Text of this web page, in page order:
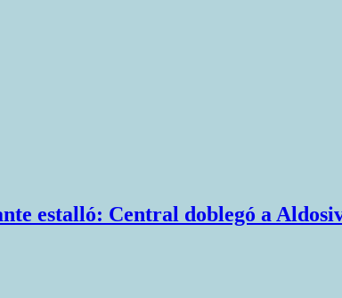
estalló: Central doblegó a